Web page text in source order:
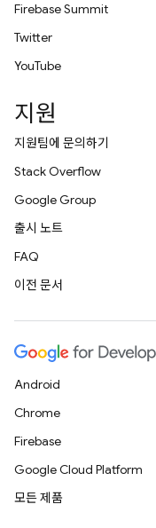
Firebase Summit
Twitter
YouTube
지원
지원팀에 문의하기
Stack Overflow
Google Group
출시 노트
FAQ
이전 문서
Android
Chrome
Firebase
Google Cloud Platform
모든 제품